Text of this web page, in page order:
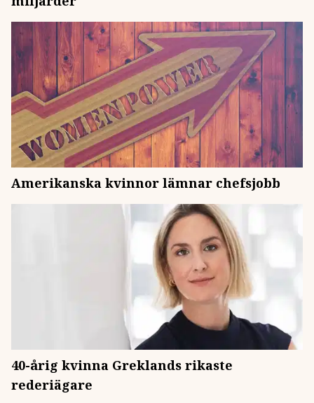
Amerikanska kvinnor lämnar chefsjobb
40-årig kvinna Greklands rikaste
rederiägare